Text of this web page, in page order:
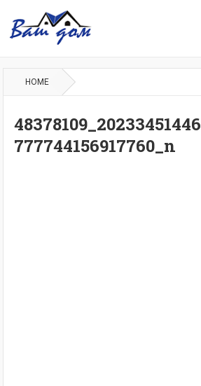
HOME
777744156917760_n